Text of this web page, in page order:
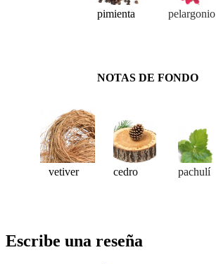
pimienta pelargonio
NOTAS DE FONDO
vetiver cedro pachulí
Escribe una reseña